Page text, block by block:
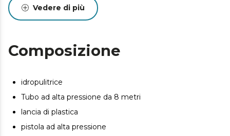
Vedere di più
Composizione
idropulitrice
Tubo ad alta pressione da 8 metri
lancia di plastica
pistola ad alta pressione